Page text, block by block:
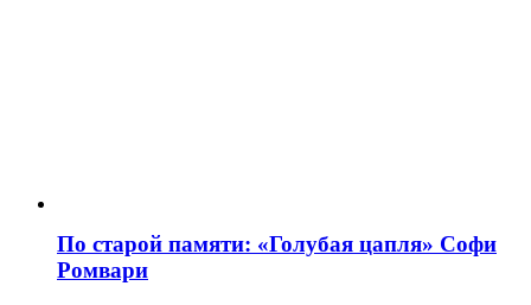
По старой памяти: «Голубая цапля» Софи
Ромвари